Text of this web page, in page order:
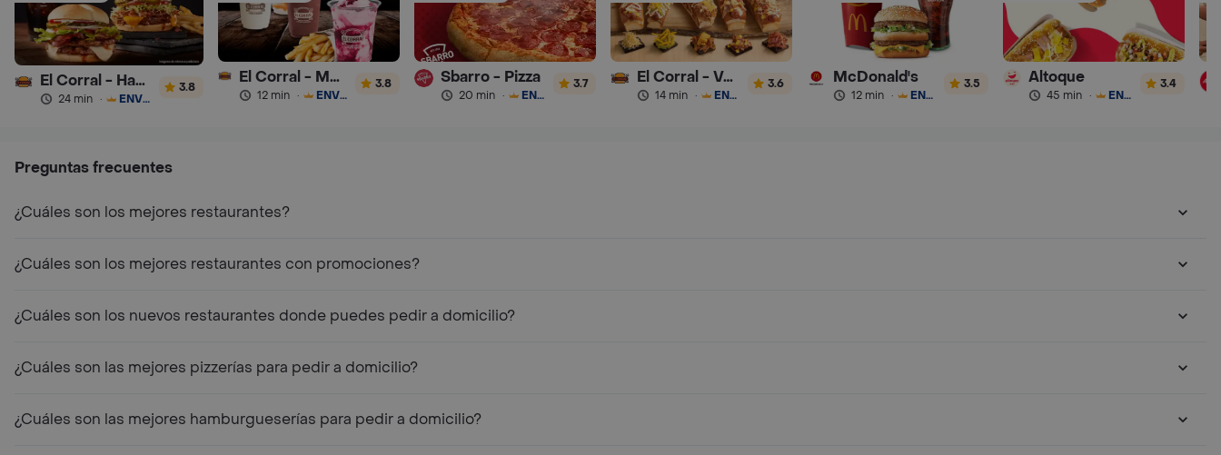
El Corral - Hamburguesa
24 min · ENVÍO GRATIS
3.8
El Corral - Malteadas y Helados
12 min · ENVÍO GRATIS
3.8 Sbarro - Pizza
20 min · ENVÍO GRATIS
3.7 El Corral - Vaqueros
14 min · ENVÍO GRATIS
3.6 McDonald's
12 min · ENVÍO GRATIS
3.5 Altoque
45 min · ENVÍO GRATIS
3.4
Preguntas frecuentes
¿Cuáles son los mejores restaurantes?
¿Cuáles son los mejores restaurantes con promociones?
¿Cuáles son los nuevos restaurantes donde puedes pedir a domicilio?
¿Cuáles son las mejores pizzerías para pedir a domicilio?
¿Cuáles son las mejores hamburgueserías para pedir a domicilio?